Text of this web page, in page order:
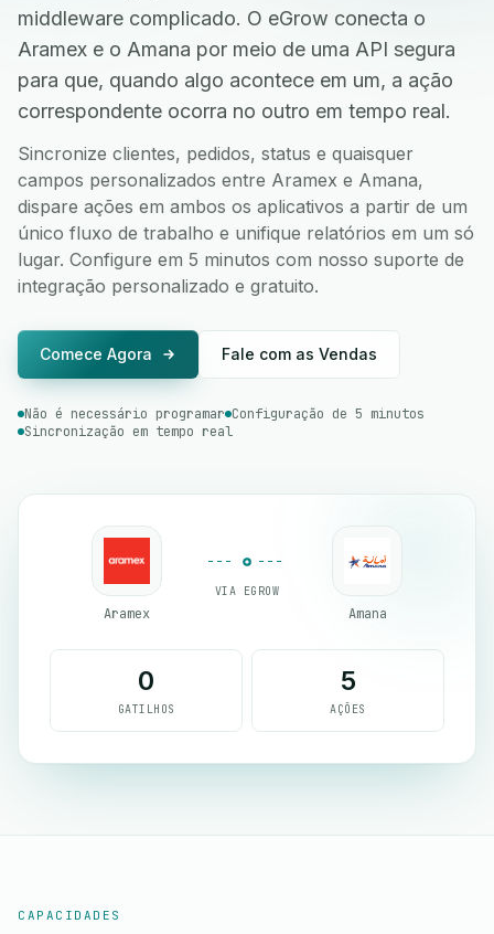
middleware complicado. O eGrow conecta o
Aramex e o Amana por meio de uma API segura
para que, quando algo acontece em um, a ação
correspondente ocorra no outro em tempo real.
Sincronize clientes, pedidos, status e quaisquer
campos personalizados entre Aramex e Amana,
dispare ações em ambos os aplicativos a partir de um
único fluxo de trabalho e unifique relatórios em um só
lugar. Configure em 5 minutos com nosso suporte de
integração personalizado e gratuito.
Comece Agora Fale com as Vendas
Não é necessário programar Configuração de 5 minutos
Sincronização em tempo real
Aramex
VIA EGROW
Amana
0
GATILHOS
5
AÇÕES
CAPACIDADES